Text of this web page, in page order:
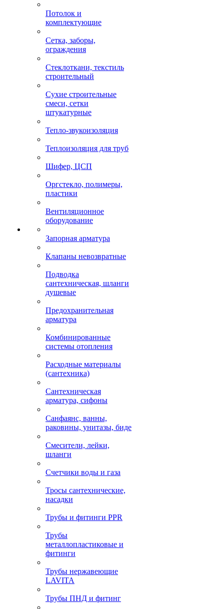
Потолок и
комплектующие
Сетка, заборы,
ограждения
Стеклоткани, текстиль
строительный
Сухие строительные
смеси, сетки
штукатурные
Тепло-звукоизоляция
Теплоизоляция для труб
Шифер, ЦСП
Оргстекло, полимеры,
пластики
Вентиляционное
оборудование
Запорная арматура
Клапаны невозвратные
Подводка
сантехническая, шланги
душевые
Предохранительная
арматура
Комбинированные
системы отопления
Расходные материалы
(сантехника)
Сантехническая
арматура, сифоны
Санфаянс, ванны,
раковины, унитазы, биде
Смесители, лейки,
шланги
Счетчики воды и газа
Тросы сантехнические,
насадки
Трубы и фитинги PPR
Трубы
металлопластиковые и
фитинги
Трубы нержавеющие
LAVITA
Трубы ПНД и фитинг